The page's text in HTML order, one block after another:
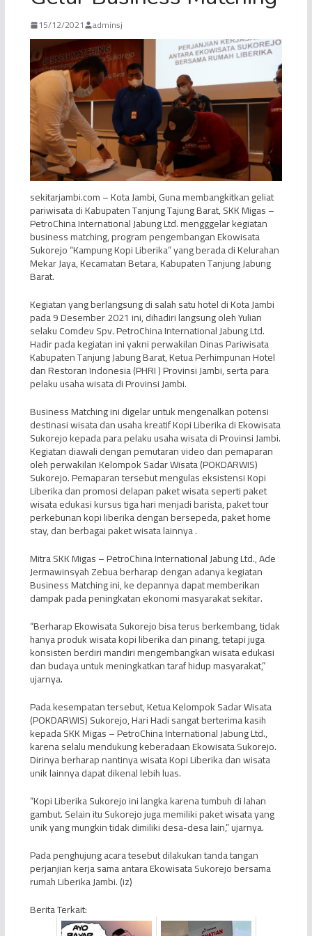
15/12/2021 adminsj
sekitarjambi.com – Kota Jambi, Guna membangkitkan geliat
pariwisata di Kabupaten Tanjung Tajung Barat, SKK Migas –
PetroChina International Jabung Ltd. mengggelar kegiatan
business matching, program pengembangan Ekowisata
Sukorejo “Kampung Kopi Liberika” yang berada di Kelurahan
Mekar Jaya, Kecamatan Betara, Kabupaten Tanjung Jabung
Barat.
Kegiatan yang berlangsung di salah satu hotel di Kota Jambi
pada 9 Desember 2021 ini, dihadiri langsung oleh Yulian
selaku Comdev Spv. PetroChina International Jabung Ltd.
Hadir pada kegiatan ini yakni perwakilan Dinas Pariwisata
Kabupaten Tanjung Jabung Barat, Ketua Perhimpunan Hotel
dan Restoran Indonesia (PHRI ) Provinsi Jambi, serta para
pelaku usaha wisata di Provinsi Jambi.
Business Matching ini digelar untuk mengenalkan potensi
destinasi wisata dan usaha kreatif Kopi Liberika di Ekowisata
Sukorejo kepada para pelaku usaha wisata di Provinsi Jambi.
Kegiatan diawali dengan pemutaran video dan pemaparan
oleh perwakilan Kelompok Sadar Wisata (POKDARWIS)
Sukorejo. Pemaparan tersebut mengulas eksistensi Kopi
Liberika dan promosi delapan paket wisata seperti paket
wisata edukasi kursus tiga hari menjadi barista, paket tour
perkebunan kopi liberika dengan bersepeda, paket home
stay, dan berbagai paket wisata lainnya .
Mitra SKK Migas – PetroChina International Jabung Ltd., Ade
Jermawinsyah Zebua berharap dengan adanya kegiatan
Business Matching ini, ke depannya dapat memberikan
dampak pada peningkatan ekonomi masyarakat sekitar.
“Berharap Ekowisata Sukorejo bisa terus berkembang, tidak
hanya produk wisata kopi liberika dan pinang, tetapi juga
konsisten berdiri mandiri mengembangkan wisata edukasi
dan budaya untuk meningkatkan taraf hidup masyarakat,”
ujarnya.
Pada kesempatan tersebut, Ketua Kelompok Sadar Wisata
(POKDARWIS) Sukorejo, Hari Hadi sangat berterima kasih
kepada SKK Migas – PetroChina International Jabung Ltd.,
karena selalu mendukung keberadaan Ekowisata Sukorejo.
Dirinya berharap nantinya wisata Kopi Liberika dan wisata
unik lainnya dapat dikenal lebih luas.
“Kopi Liberika Sukorejo ini langka karena tumbuh di lahan
gambut. Selain itu Sukorejo juga memiliki paket wisata yang
unik yang mungkin tidak dimiliki desa-desa lain,” ujarnya.
Pada penghujung acara tesebut dilakukan tanda tangan
perjanjian kerja sama antara Ekowisata Sukorejo bersama
rumah Liberika Jambi. (iz)
Berita Terkait: